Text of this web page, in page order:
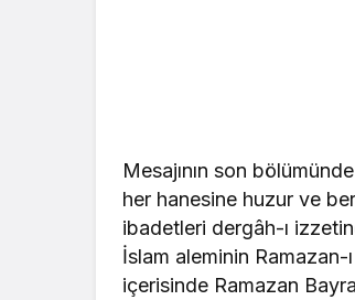
Mesajının son
her hanesine huzur ve
ibadetleri dergâh-ı
İslam aleminin
içerisinde Ramazan